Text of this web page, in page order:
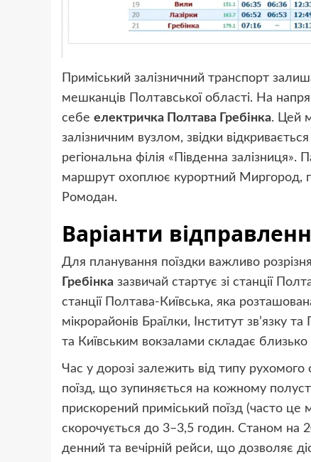
Приміський залізничний транспорт
мешканців Полтавської області. На
себе електричка Полтава Гребінка. Цей
залізничним вузлом, звідки
регіональна філія «Південна залізниця».
маршрут охоплює курортний Миргород,
Ромодан.
Варіанти
Для планування поїздки важливо
Гребінка зазвичай стартує зі станції
станції Полтава-Київська, яка
мікрорайонів Браїлки, Інститут зв’язку
та Київським вокзалами складає
Час у дорозі залежить від типу рухомого
поїзд, що зупиняється на кожному
прискорений приміський поїзд (часто це
скорочується до 3–3,5 годин. Станом на
денний та вечірній рейси, що дозволяє